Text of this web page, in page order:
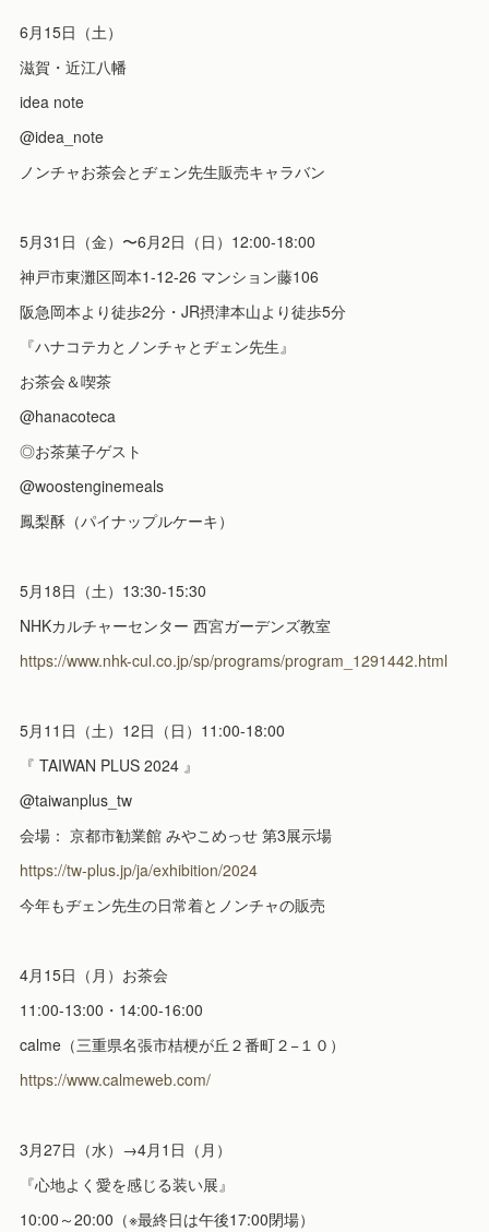
6月15日（土）
滋賀・近江八幡
idea note
@idea_note
ノンチャお茶会とヂェン先生販売キャラバン
5月31日（金）〜6月2日（日）12:00-18:00
神戸市東灘区岡本1-12-26 マンション藤106
阪急岡本より徒歩2分・JR摂津本山より徒歩5分
『ハナコテカとノンチャとヂェン先生』
お茶会＆喫茶
@hanacoteca
◎お茶菓子ゲスト
@woostenginemeals
鳳梨酥（パイナップルケーキ）
5月18日（土）13:30-15:30
NHKカルチャーセンター 西宮ガーデンズ教室
https://www.nhk-cul.co.jp/sp/programs/program_1291442.html
5月11日（土）12日（日）11:00-18:00
『 TAIWAN PLUS 2024 』
@taiwanplus_tw
会場： 京都市勧業館 みやこめっせ 第3展示場
https://tw-plus.jp/ja/exhibition/2024
今年もヂェン先生の日常着とノンチャの販売
4月15日（月）お茶会
11:00-13:00・14:00-16:00
calme（三重県名張市桔梗が丘２番町２−１０）
https://www.calmeweb.com/
3月27日（水）→4月1日（月）
『心地よく愛を感じる装い展』
10:00～20:00（※最終日は午後17:00閉場）